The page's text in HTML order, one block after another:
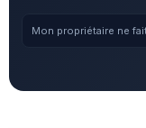
Mon propriétaire ne